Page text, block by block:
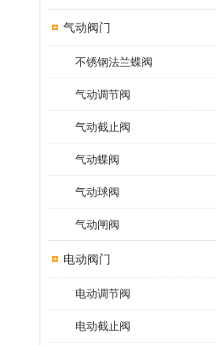
气动阀门
不锈钢法兰蝶阀
气动调节阀
气动截止阀
气动蝶阀
气动球阀
气动闸阀
电动阀门
电动调节阀
电动截止阀